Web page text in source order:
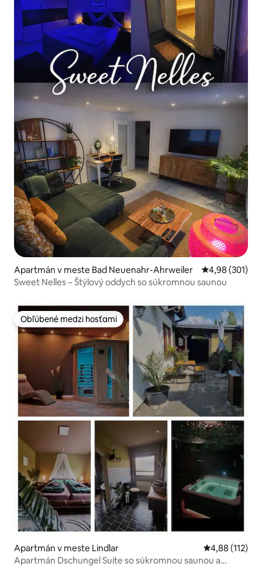
Apartmán v meste Bad Neuenahr-Ahrweiler Priemerné
4,98 (301)
Sweet Nelles – Štýlový oddych so súkromnou saunou
Obľúbené medzi hosťami
Obľúbené medzi hosťami
Apartmán v meste Lindlar Priemerné
4,88 (112)
Apartmán Dschungel Suite so súkromnou saunou a